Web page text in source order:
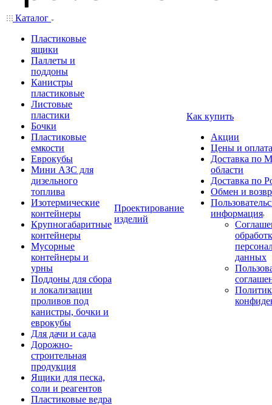
Каталог
Пластиковые
ящики
Паллеты и
поддоны
Канистры
пластиковые
Листовые
пластики
Бочки
Пластиковые
емкости
Еврокубы
Мини АЗС для
дизельного
топлива
Изотермические
контейнеры
Крупногабаритные
контейнеры
Мусорные
контейнеры и
урны
Поддоны для сбора
и локализации
проливов под
канистры, бочки и
еврокубы
Для дачи и сада
Дорожно-
строительная
продукция
Ящики для песка,
соли и реагентов
Пластиковые ведра
Проектирование
изделий
Как купить
Акции
Цены и оплата
Доставка по
области
Доставка по
Обмен и
информация
данных